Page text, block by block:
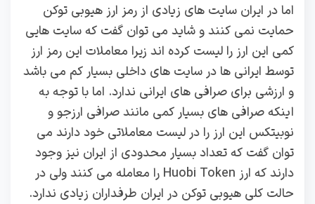
اما در ایران سایت های زیادی از رمز ارز هیوبی توکن
حمایت نمی کنند و شاید می‌ توان گفت که سایت هایی
کمی این ارز را لیست کرده اند زیرا معاملات این رمز ارز
توسط ایرانی ها در سایت های داخلی بسیار کم می باشد
و ارزشی برای صرافی‌ های ایرانی ندارد. اما با توجه به
اینکه صرافی های بسیار کمی مانند صرافی ارزجو و
نوبیتکس این ارز را در لیست معاملاتی خود دارند می‌
توان گفت که تعداد بسیار محدودی از ایران نیز وجود
دارند که ارز Huobi Token را معامله می‌ کنند ولی در
حالت کلی هیوبی توکن در ایران طرفداران زیادی ندارد.